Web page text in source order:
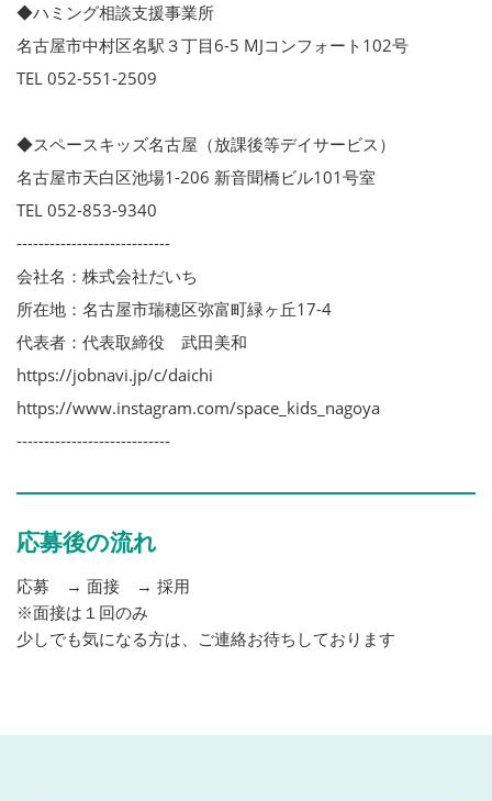
◆ハミング相談支援事業所
名古屋市中村区名駅３丁目6-5 MJコンフォート102号
TEL 052-551-2509
◆スペースキッズ名古屋（放課後等デイサービス）
名古屋市天白区池場1-206 新音聞橋ビル101号室
TEL 052-853-9340
----------------------------
会社名：株式会社だいち
所在地：名古屋市瑞穂区弥富町緑ヶ丘17-4
代表者：代表取締役 武田美和
https://jobnavi.jp/c/daichi
https://www.instagram.com/space_kids_nagoya
----------------------------
応募後の流れ
応募 → 面接 → 採用
※面接は１回のみ
少しでも気になる方は、ご連絡お待ちしております